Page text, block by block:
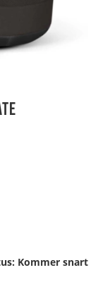
Kommer snart